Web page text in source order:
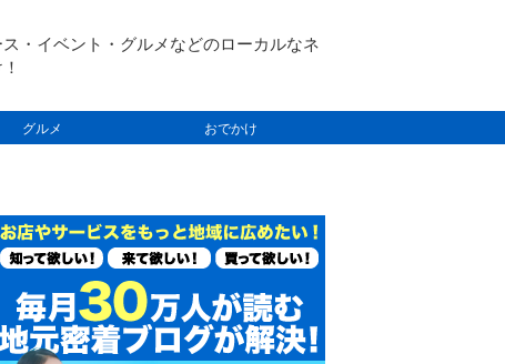
・イベント・グルメなどのローカルなネ
グルメ おでかけ